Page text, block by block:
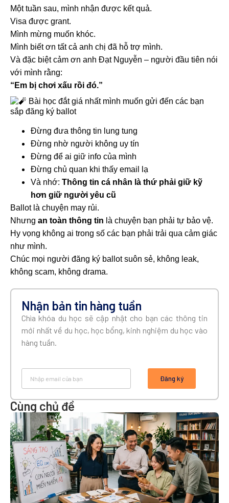
Một tuần sau, mình nhận được kết quả.
Visa được grant.
Mình mừng muốn khóc.
Mình biết ơn tất cả anh chị đã hỗ trợ mình.
Và đặc biệt cảm ơn anh Đạt Nguyễn – người đầu tiên nói
với mình rằng:
“Em bị chơi xấu rồi đó.”
Bài học đắt giá nhất mình muốn gửi đến các bạn
sắp đăng ký ballot
Đừng đưa thông tin lung tung
Đừng nhờ người không uy tín
Đừng để ai giữ info của mình
Đừng chủ quan khi thấy email lạ
Và nhớ: Thông tin cá nhân là thứ phải giữ kỹ
hơn giữ người yêu cũ
Ballot là chuyện may rủi.
Nhưng an toàn thông tin là chuyện bạn phải tự bảo vệ.
Hy vọng không ai trong số các bạn phải trải qua cảm giác
như mình.
Chúc mọi người đăng ký ballot suôn sẻ, không leak,
không scam, không drama.
Nhận bản tin hàng tuần
Chìa khóa du học sẽ cập nhật cho bạn các thông tin
mới nhất về du học, học bổng, kinh nghiệm du học vào
hàng tuần.
Đăng ký
Cùng chủ đề